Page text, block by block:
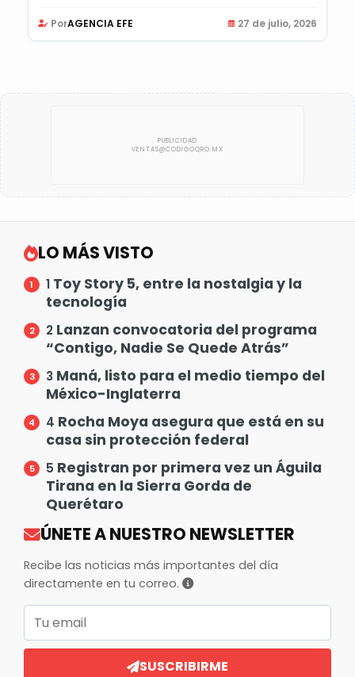
PorAGENCIA EFE 27 de julio, 2026
LO MÁS VISTO
1 Toy Story 5, entre la nostalgia y la
tecnología
2 Lanzan convocatoria del programa
“Contigo, Nadie Se Quede Atrás”
3 Maná, listo para el medio tiempo del
México-Inglaterra
4 Rocha Moya asegura que está en su
casa sin protección federal
5 Registran por primera vez un Águila
Tirana en la Sierra Gorda de
Querétaro
ÚNETE A NUESTRO NEWSLETTER
Recibe las noticias más importantes del día
directamente en tu correo.
SUSCRIBIRME